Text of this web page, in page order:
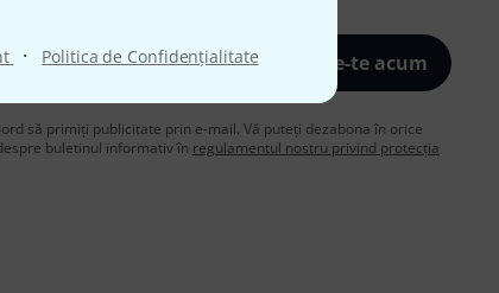
· Politica de Confidenţialitate Înscrie-te acum
să primiți publicitate prin e-mail. Vă puteți dezabona în orice
buletinul informativ în regulamentul nostru privind protecția